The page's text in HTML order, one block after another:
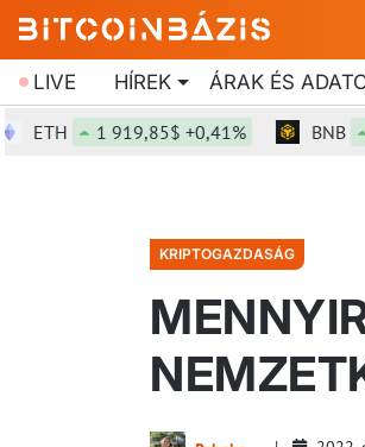
LIVE HÍREK ÁRAK ÉS
1 919,85$ +0,41% BNB
KRIPTOGAZDASÁG